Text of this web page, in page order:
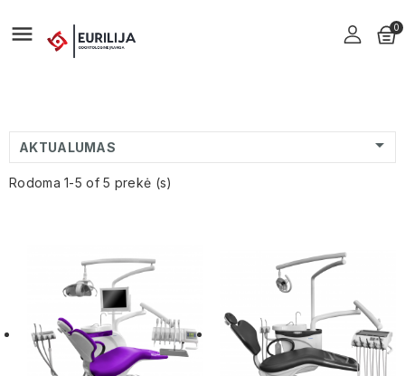
 0
AKTUALUMAS 
Rodoma 1-5 of 5 prekė (s)